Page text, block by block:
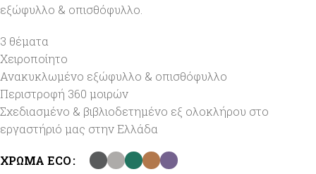
εξώφυλλο & οπισθόφυλλο.
3 θέματα
Χειροποίητο
Ανακυκλωμένο εξώφυλλο & οπισθόφυλλο
Περιστροφή 360 μοιρών
Σχεδιασμένο & βιβλιοδετημένο εξ ολοκλήρου στο
εργαστήριό μας στην Ελλάδα
ΧΡΏΜΑ ECO